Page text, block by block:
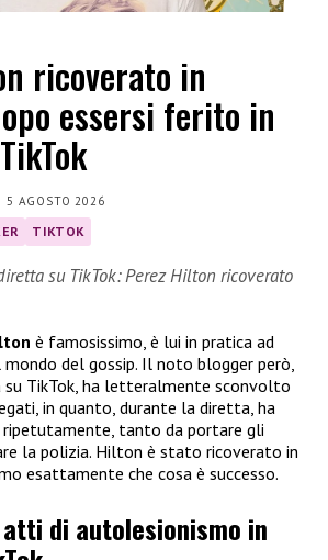
ricoverato in
essersi ferito in
|5 AGOSTO 2026
TIKTOK
su TikTok: Perez Hilton ricoverato
è famosissimo, è lui in pratica ad
del gossip. Il noto blogger però,
TikTok, ha letteralmente sconvolto
in quanto, durante la diretta, ha
tanto da portare gli
la polizia. Hilton è stato ricoverato in
esattamente che cosa è successo.
di autolesionismo in